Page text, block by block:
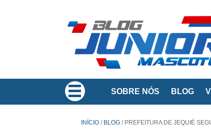
SOBRE NÓS BLOG
INÍCIO / BLOG /PREFEITURA DE JEQUIÉ